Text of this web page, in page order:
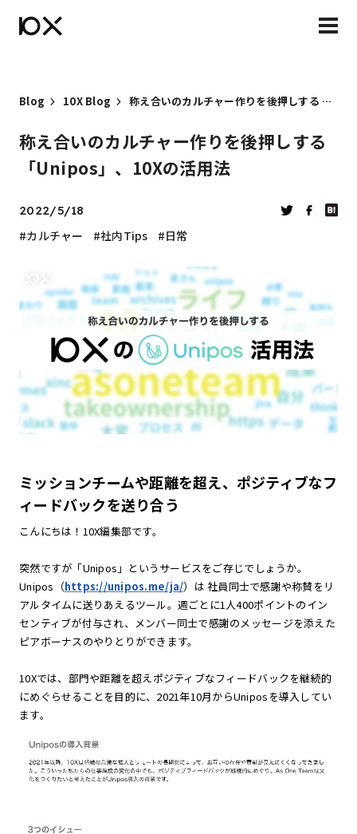
Blog 10X Blog 称え合いのカルチャー作りを後押しする 「Unipos」、10Xの活用法
称え合いのカルチャー作りを後押しする
「Unipos」、10Xの活用法
2022/5/18
カルチャー 社内Tips 日常
ミッションチームや距離を超え、ポジティブなフ
ィードバックを送り合う
こんにちは！10X編集部です。
突然ですが「Unipos」というサービスをご存じでしょうか。
Unipos（https://unipos.me/ja/）は 社員同⼠で感謝や称賛をリ
アルタイムに送りあえるツール。週ごとに1人400ポイントのイン
センティブが付与され、メンバー同士で感謝のメッセージを添えた
ピアボーナスのやりとりができます。
10Xでは、部門や距離を超えポジティブなフィードバックを継続的
にめぐらせることを目的に、2021年10月からUniposを導入してい
ます。